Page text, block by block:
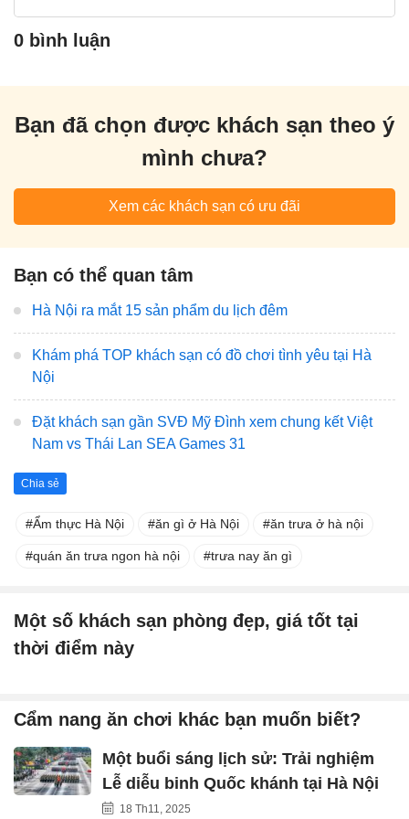
0 bình luận
Bạn đã chọn được khách sạn theo ý
mình chưa?
Xem các khách sạn có ưu đãi
Bạn có thể quan tâm
Hà Nội ra mắt 15 sản phẩm du lịch đêm
Khám phá TOP khách sạn có đồ chơi tình yêu tại Hà
Nội
Đặt khách sạn gần SVĐ Mỹ Đình xem chung kết Việt
Nam vs Thái Lan SEA Games 31
Chia sẻ
Ẩm thực Hà Nội ăn gì ở Hà Nội ăn trưa ở hà nội
quán ăn trưa ngon hà nội trưa nay ăn gì
Một số khách sạn phòng đẹp, giá tốt tại
thời điểm này
Cẩm nang ăn chơi khác bạn muốn biết?
Một buổi sáng lịch sử: Trải nghiệm
Lễ diễu binh Quốc khánh tại Hà Nội
18 Th11, 2025